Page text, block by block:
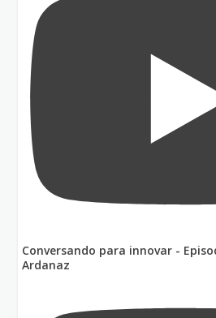
Conversando para innovar -
Ardanaz